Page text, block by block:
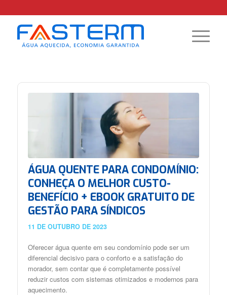
ÁGUA QUENTE PARA CONDOMÍNIO:
CONHEÇA O MELHOR CUSTO-
BENEFÍCIO + EBOOK GRATUITO DE
GESTÃO PARA SÍNDICOS
11 DE OUTUBRO DE 2023
Oferecer água quente em seu condomínio pode ser um
diferencial decisivo para o conforto e a satisfação do
morador, sem contar que é completamente possível
reduzir custos com sistemas otimizados e modernos para
aquecimento.